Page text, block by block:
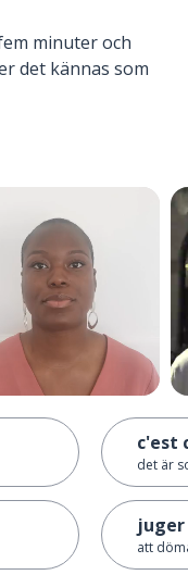
minuter och
det kännas som
c'est
det är
juger
att